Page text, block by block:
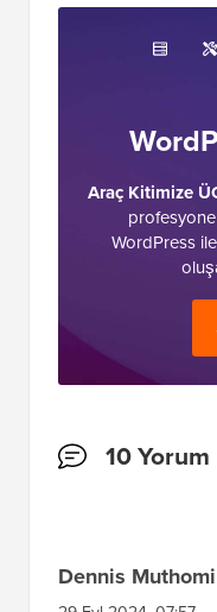
WordPress
Okuyucu
Etkileşimleri
10 Yorum
Dennis Muthomi
Yıllardır blog